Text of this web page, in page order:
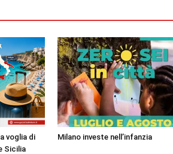
voglia di
Sicilia
Milano investe nell’infanzia